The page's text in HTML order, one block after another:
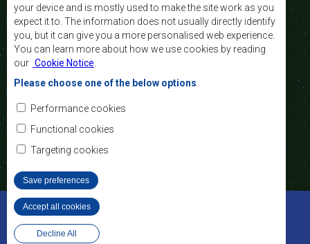
Contact Us
SADC House
Plot No. 54385
Central Business District
Private Bag 0095
©2022 SADC. All Rights Reserved.
Ferramentas dos Funcionários
Website Design and Development - MindQ
your device and is mostly used to make the site work as you
expect it to. The information does not usually directly identify
you, but it can give you a more personalised web experience.
You can learn more about how we use cookies by reading
our Cookie Notice
Please choose one of the below options
Performance cookies
Functional cookies
Targeting cookies
Save preferences
Decline All
Accept all cookies
Withdraw consent